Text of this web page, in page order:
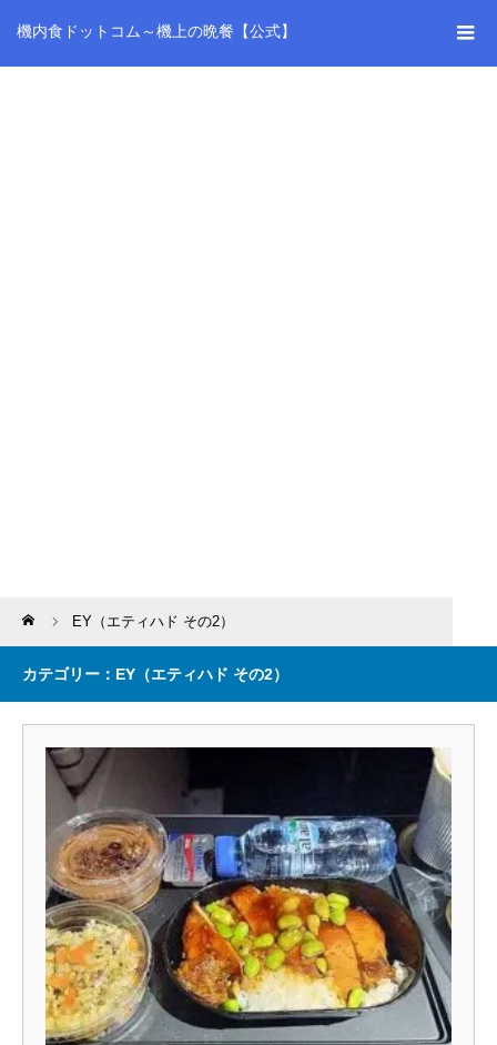
機内食ドットコム～機上の晩餐【公式】
Home EY（エティハド その2）
カテゴリー：EY（エティハド その2）